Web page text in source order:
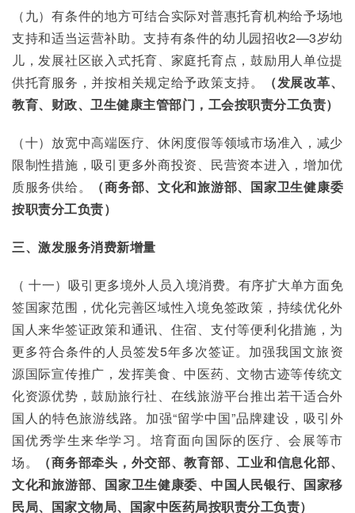
（九）有条件的地方可结合实际对普惠托育机构给予场地
支持和适当运营补助。支持有条件的幼儿园招收2—3岁幼
儿，发展社区嵌入式托育、家庭托育点，鼓励用人单位提
供托育服务，并按相关规定给予政策支持。
（发展改革、
教育、财政、卫生健康主管部门，工会按职责分工负责）
（十）放宽中高端医疗、休闲度假等领域市场准入，减少
限制性措施，吸引更多外商投资、民营资本进入，增加优
质服务供给。
（商务部、文化和旅游部、国家卫生健康委
按职责分工负责）
三、激发服务消费新增量
（ 十一）吸引更多境外人员入境消费。有序扩大单方面免
签国家范围，优化完善区域性入境免签政策，持续优化外
国人来华签证政策和通讯、住宿、支付等便利化措施，为
更多符合条件的人员签发5年多次签证。加强我国文旅资
源国际宣传推广，发挥美食、中医药、文物古迹等传统文
化资源优势，鼓励旅行社、在线旅游平台推出若干适合外
国人的特色旅游线路。加强“留学中国”品牌建设，吸引外
国优秀学生来华学习。培育面向国际的医疗、会展等市
场。
（商务部牵头，外交部、教育部、工业和信息化部、
文化和旅游部、国家卫生健康委、中国人民银行、国家移
民局、国家文物局、国家中医药局按职责分工负责）